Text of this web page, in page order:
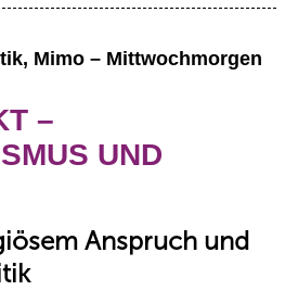
Mimo – Mittwochmorgen
–
UND
Anspruch und